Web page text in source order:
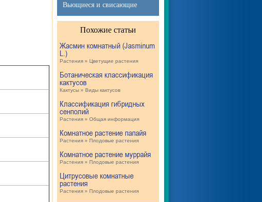
Вьющиеся и свисающие
Похожие статьи
Жасмин комнатный (Jasminum
L.)
Растения » Цветущие растения
Ботаническая классификация
кактусов
Кактусы » Виды кактусов
Классификация гибридных
сенполий
Растения » Общая информация
Комнатное растение папайя
Растения » Плодовые растения
Комнатное растение муррайя
Растения » Плодовые растения
Цитрусовые комнатные
растения
Растения » Плодовые растения